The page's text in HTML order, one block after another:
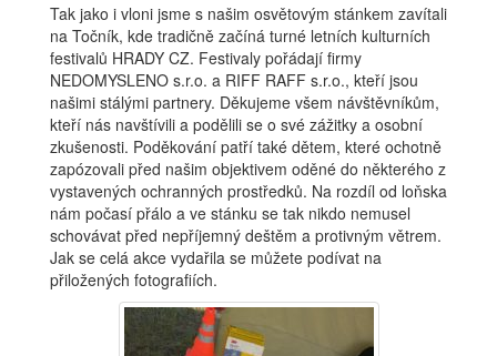
Tak jako i vloni jsme s našim osvětovým stánkem zavítali
na Točník, kde tradičně začíná turné letních kulturních
festivalů HRADY CZ. Festivaly pořádají firmy
NEDOMYSLENO s.r.o. a RIFF RAFF s.r.o., kteří jsou
našimi stálými partnery. Děkujeme všem návštěvníkům,
kteří nás navštívili a podělili se o své zážitky a osobní
zkušenosti. Poděkování patří také dětem, které ochotně
zapózovali před našim objektivem oděné do některého z
vystavených ochranných prostředků. Na rozdíl od loňska
nám počasí přálo a ve stánku se tak nikdo nemusel
schovávat před nepříjemný deštěm a protivným větrem.
Jak se celá akce vydařila se můžete podívat na
přiložených fotografiích.